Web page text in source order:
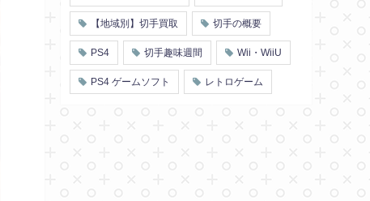
【地域別】切手買取 切手の概要
PS4 切手趣味週間 Wii・WiiU
PS4 ゲームソフト レトロゲーム